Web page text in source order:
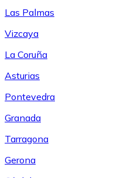
Las Palmas
Vizcaya
La Coruña
Asturias
Pontevedra
Granada
Tarragona
Gerona